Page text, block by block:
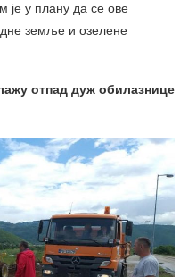
је у плану да се ове
земље и озелене
отпад дуж обилазнице